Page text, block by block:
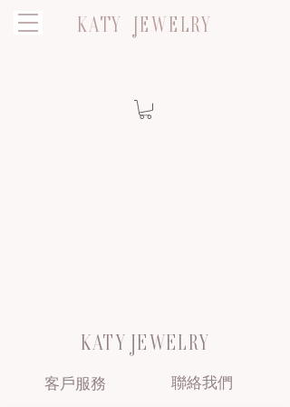
KATY JEWELRY
KATY JEWELRY
客戶服務 聯絡我們